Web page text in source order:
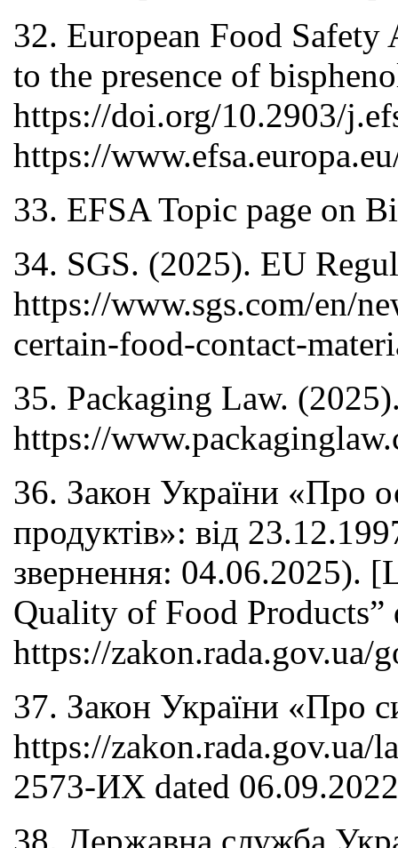
32. European Food
to the presence of
https://doi.org/10.2903/
https://
33. EFSA Topic page on
34. SGS. (2025). EU
https://www.sgs.com/en/
certain-food-contact-
35. Packaging Law.
https://
36. Закон України «Про
продуктів»: від
звернення: 04.06.2025).
Quality of Food
https://zakon.rada.gov.ua/
37. Закон України «Про
https://zakon.rada.gov.ua/
2573-ИХ dated
38. Державна служба